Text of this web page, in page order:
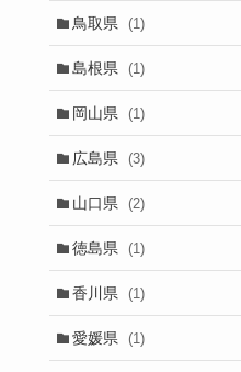
鳥取県 (1)
島根県 (1)
岡山県 (1)
広島県 (3)
山口県 (2)
徳島県 (1)
香川県 (1)
愛媛県 (1)